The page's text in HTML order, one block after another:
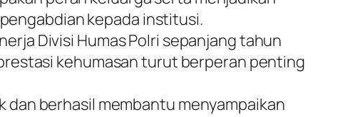
kepada institusi.
Divisi Humas Polri sepanjang tahun
kehumasan turut berperan penting
dan berhasil membantu menyampaikan